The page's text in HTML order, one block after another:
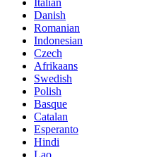
Italian
Danish
Romanian
Indonesian
Czech
Afrikaans
Swedish
Polish
Basque
Catalan
Esperanto
Hindi
Lao